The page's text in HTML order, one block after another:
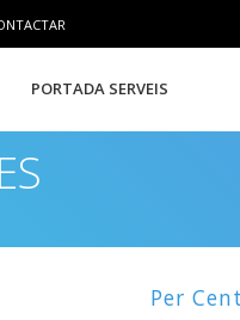
PORTADA SERVEIS
Per